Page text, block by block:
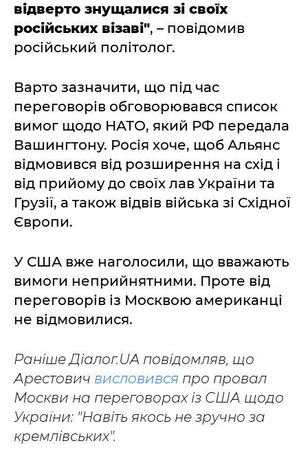
відверто знущалися зі своїх
російських візаві", – повідомив
російський політолог.
Варто зазначити, що під час
переговорів обговорювався список
вимог щодо НАТО, який РФ передала
Вашингтону. Росія хоче, щоб Альянс
відмовився від розширення на схід і
від прийому до своїх лав України та
Грузії, а також відвів війська зі Східної
Європи.
У США вже наголосили, що вважають
вимоги неприйнятними. Проте від
переговорів із Москвою американці
не відмовилися.
Раніше Діалог.UA повідомляв, що
Арестович висловився про провал
Москви на переговорах із США щодо
України: "Навіть якось не зручно за
кремлівських".